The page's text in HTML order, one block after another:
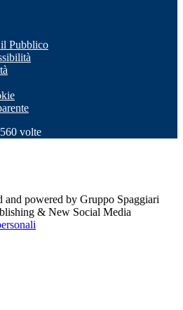
Pubblico
volte
and powered by Gruppo Spaggiari
& New Social Media